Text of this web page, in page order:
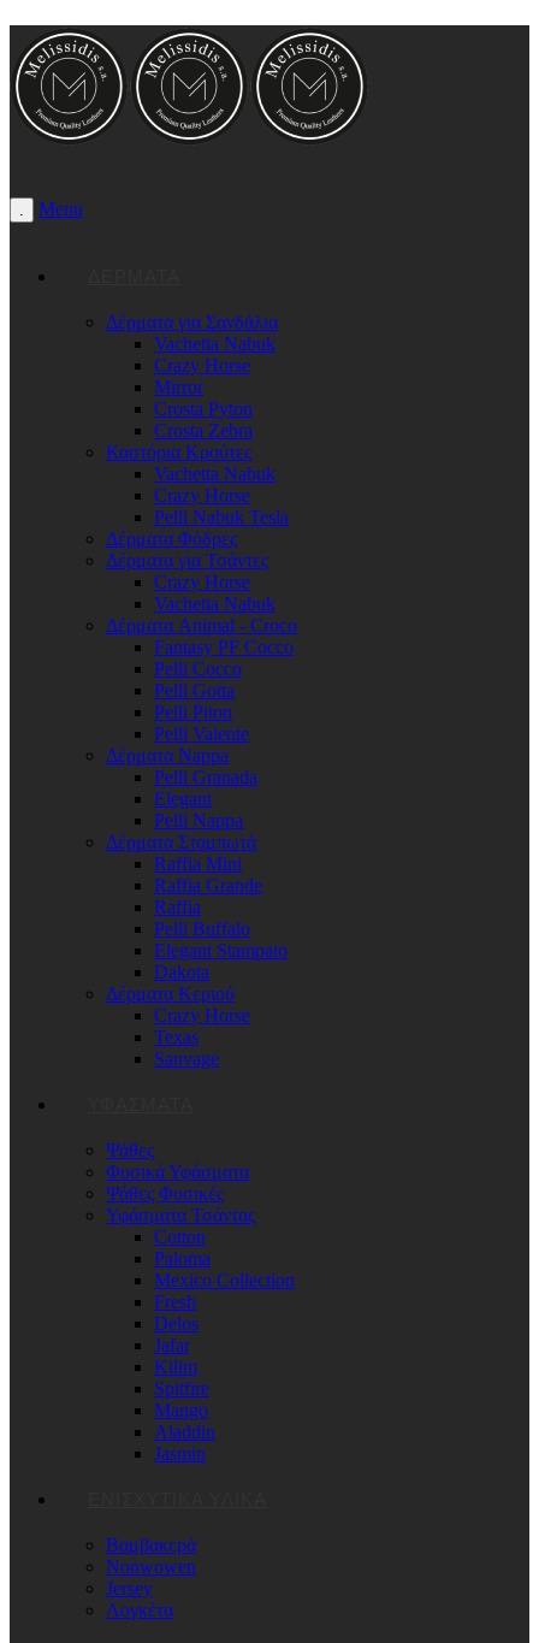
. Menu
Δέρματα για Σανδάλια
Vachetta Nabuk
Crazy Horse
Mirror
Crosta Pyton
Crosta Zebra
Καστόρια Κρούτες
Vachetta Nabuk
Crazy Horse
Pelli Nabuk Tesla
Δέρματα Φόδρες
Δέρματα για Τσάντες
Crazy Horse
Vachetta Nabuk
Δέρματα Animal - Croco
Fantasy PF Cocco
Pelli Cocco
Pelli Gotta
Pelli Piton
Pelli Valente
Δέρματα Nappa
Pelli Granada
Elegant
Pelli Nappa
Δέρματα Σταμπωτά
Raffia Mini
Raffia Grande
Raffia
Pelli Buffalo
Elegant Stampato
Dakota
Δέρματα Κεριού
Crazy Horse
Texas
Sauvage
Ψάθες
Φυσικά Υφάσματα
Ψάθες Φυσικές
Υφάσματα Τσάντας
Cotton
Paloma
Mexico Collection
Fresh
Delos
Jafar
Kilim
Spitfire
Mango
Aladdin
Jasmin
Βαμβακερά
Nonwowen
Jersey
Λογκέτα